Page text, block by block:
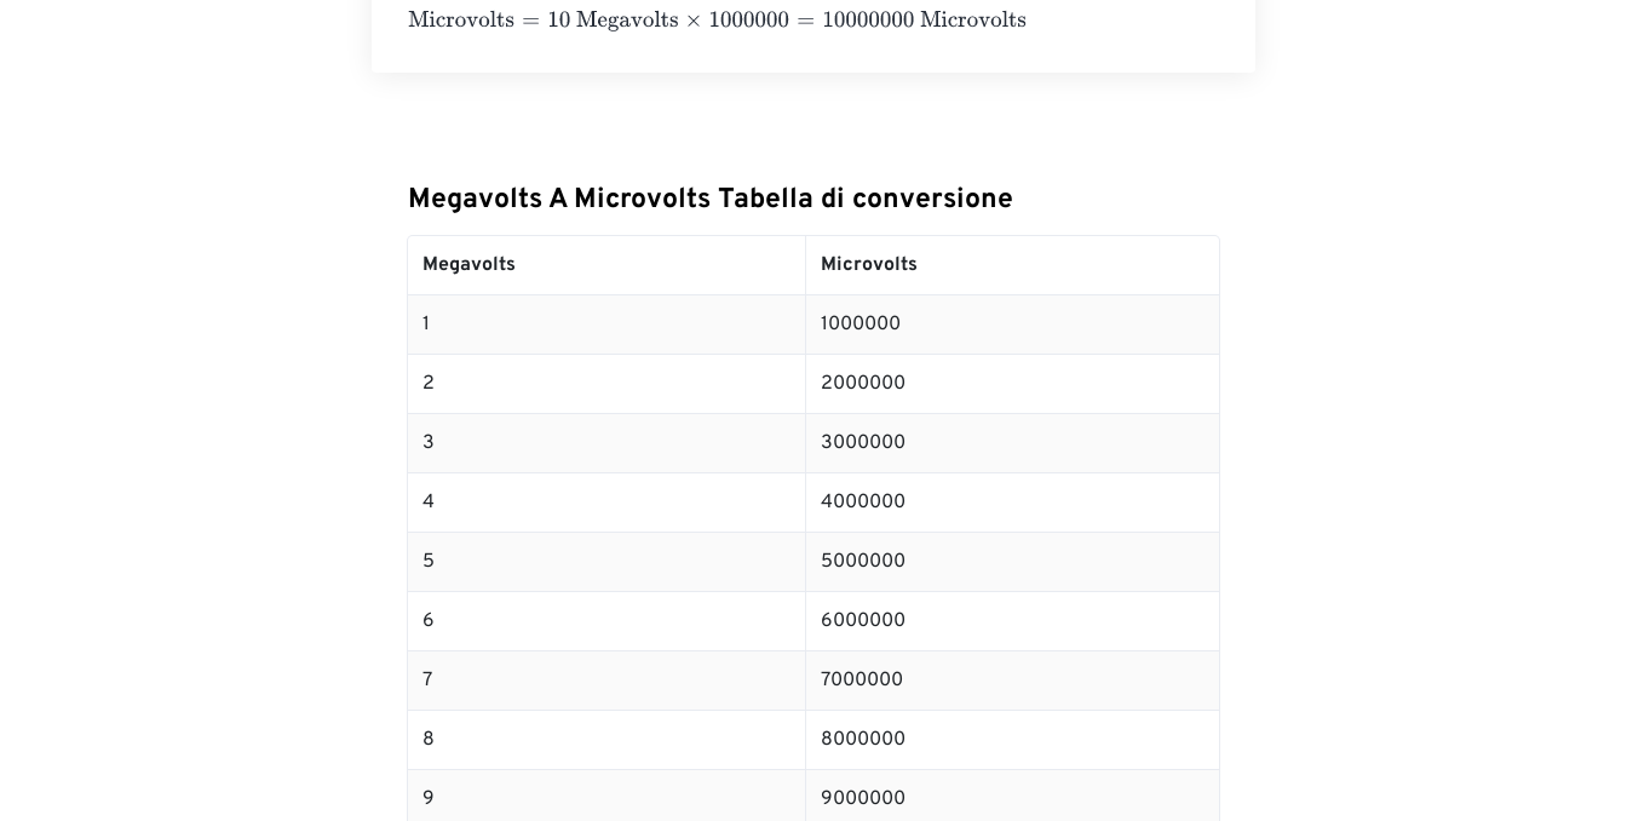
Microvolts=10 Megavolts×1000000=10000000 Microvolts
Megavolts A Microvolts Tabella di conversione
Megavolts Microvolts
1 1000000
2 2000000
3 3000000
4 4000000
5 5000000
6 6000000
7 7000000
8 8000000
9 9000000